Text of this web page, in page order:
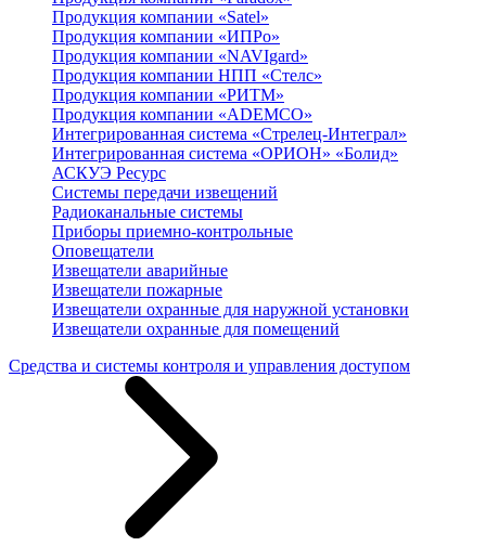
Продукция компании «Satel»
Продукция компании «ИПРо»
Продукция компании «NAVIgard»
Продукция компании НПП «Стелс»
Продукция компании «РИТМ»
Продукция компании «ADEMCO»
Интегрированная система «Стрелец-Интеграл»
Интегрированная система «ОРИОН» «Болид»
АСКУЭ Ресурс
Системы передачи извещений
Радиоканальные системы
Приборы приемно-контрольные
Оповещатели
Извещатели аварийные
Извещатели пожарные
Извещатели охранные для наружной установки
Извещатели охранные для помещений
Средства и системы контроля и управления доступом